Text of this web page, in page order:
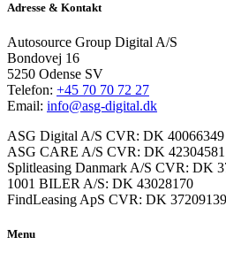
Adresse & Kontakt
Autosource Group Digital A/S
Bondovej 16
5250 Odense SV
Telefon: +45 70 70 72 27
Email: info@asg-digital.dk
ASG Digital A/S CVR: DK 40066349
ASG CARE A/S CVR: DK 42304581
Splitleasing Danmark A/S CVR: DK
1001 BILER A/S: DK 43028170
FindLeasing ApS CVR: DK 37209139
Menu